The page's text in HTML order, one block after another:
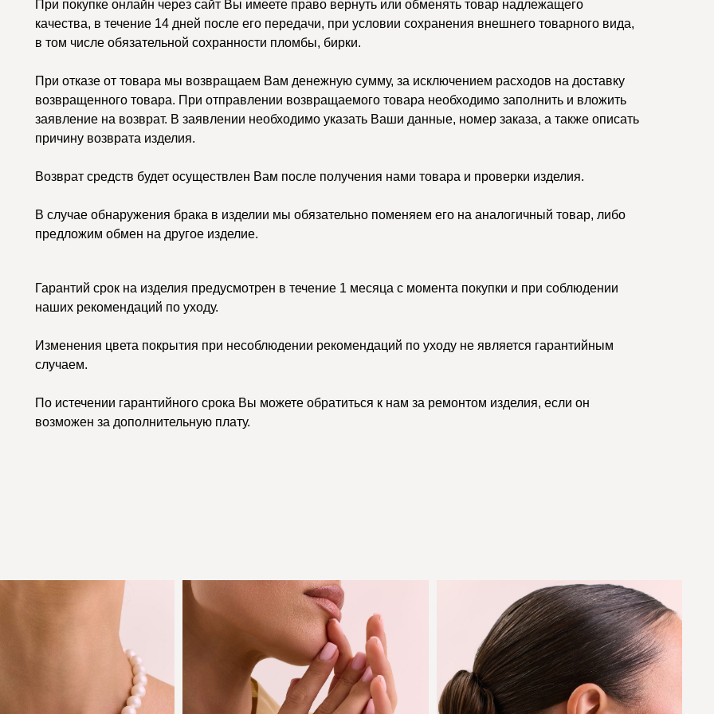
При покупке онлайн через сайт Вы имеете право вернуть или обменять товар надлежащего
качества, в течение 14 дней после его передачи, при условии сохранения внешнего товарного вида,
в том числе обязательной сохранности пломбы, бирки.
При отказе от товара мы возвращаем Вам денежную сумму, за исключением расходов на доставку
возвращенного товара. При отправлении возвращаемого товара необходимо заполнить и вложить
заявление на возврат. В заявлении необходимо указать Ваши данные, номер заказа, а также описать
причину возврата изделия.
Возврат средств будет осуществлен Вам после получения нами товара и проверки изделия.
В случае обнаружения брака в изделии мы обязательно поменяем его на аналогичный товар, либо
предложим обмен на другое изделие.
Гарантий срок на изделия предусмотрен в течение 1 месяца с момента покупки и при соблюдении
наших рекомендаций по уходу.
Изменения цвета покрытия при несоблюдении рекомендаций по уходу не является гарантийным
случаем.
По истечении гарантийного срока Вы можете обратиться к нам за ремонтом изделия, если он
возможен за дополнительную плату.